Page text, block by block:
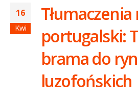
16
Kwi
Tłumaczenia
portugalski:
brama do
luzofońskich